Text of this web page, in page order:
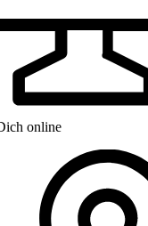
online